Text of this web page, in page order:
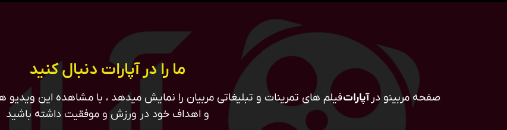
ما را در آپارات دنبال کنید
صفحه مربینو در آپاراتفیلم های تمرینات و تبلیغاتی مربیان را نمایش میدهد ، با مشاهده این ویدیو
و اهداف خود در ورزش و موفقیت داشته باشید